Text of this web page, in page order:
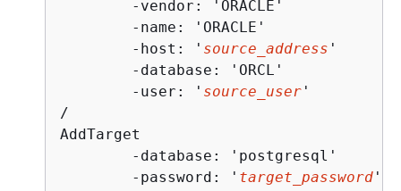
	-host: '
source_address '
	-user: '
source_user '
/
AddTarget
	-password: '
target_password '